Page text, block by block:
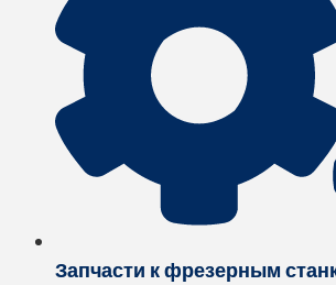
Запчасти к фрезерным